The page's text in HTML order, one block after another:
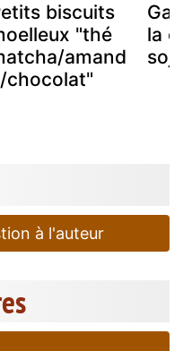
biscuits
"thé
amand
chocolat"
la
soja
à l'auteur